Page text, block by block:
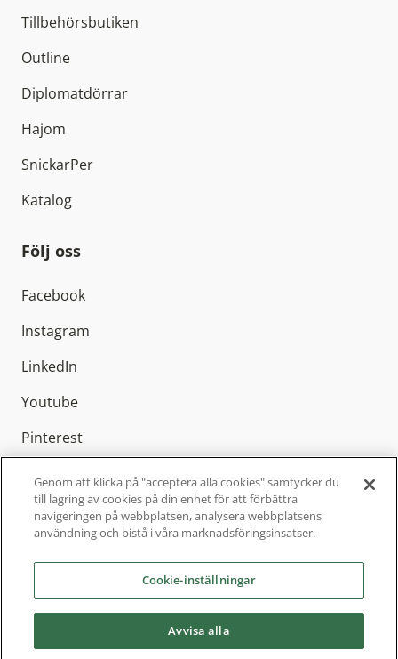
Tillbehörsbutiken
Outline
Diplomatdörrar
Hajom
SnickarPer
Katalog
Följ oss
Facebook
Instagram
LinkedIn
Youtube
Pinterest
Elitfönster AB är Sveriges ledande
fönstertillverkare med cirka 800 anställda och
finns representerat över hela Sverige. Sedan
Genom att klicka på "acceptera alla cookies" samtycker du
till lagring av cookies på din enhet för att förbättra
navigeringen på webbplatsen, analysera webbplatsens
användning och bistå i våra marknadsföringsinsatser.
Cookie-inställningar
Avvisa alla